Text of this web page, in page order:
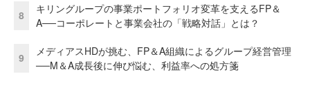
8
キリングループの事業ポートフォリオ変革を支えるFP＆
A──コーポレートと事業会社の「戦略対話」とは？
9
メディアスHDが挑む、FP＆A組織によるグループ経営管理
──M＆A成長後に伸び悩む、利益率への処方箋